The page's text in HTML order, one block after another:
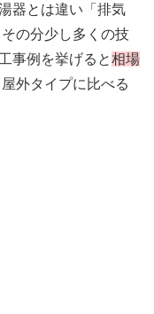
器とは違い「排気
の分少し多くの技
事例を挙げると相場
外タイプに比べる